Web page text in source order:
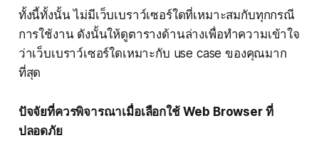
ทั้งนี้ทั้งนั้น ไม่มีเว็บเบราว์เซอร์ใดที่เหมาะสมกับทุกกรณี
การใช้งาน ดังนั้นให้ดูตารางด้านล่างเพื่อทำความเข้าใจ
ว่าเว็บเบราว์เซอร์ใดเหมาะกับ use case ของคุณมาก
ที่สุด
ปัจจัยที่ควรพิจารณาเมื่อเลือกใช้ Web Browser ที่
ปลอดภัย